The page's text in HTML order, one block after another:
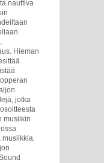
nauttiva
Hieman
jotka
musiikin
musiikkia.